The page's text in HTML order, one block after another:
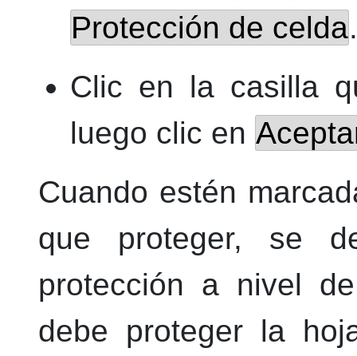
Protección de celda.
Clic en la casilla
luego clic en
Cuando estén
que proteger, se
protección a nivel
debe proteger la